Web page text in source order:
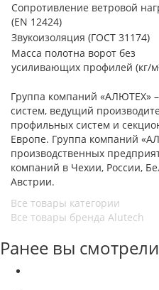
Сопротивление ветровой
(EN 12424)
Звукоизоляция (ГОСТ 31174)
Масса полотна ворот без
усиливающих профилей (кг/
Группа компаний «АЛЮТЕХ»
систем, ведущий
профильных систем и
Европе. Группа компаний
производственных
компаний в Чехии, России,
Австрии.
Все товары категории
Все товары бренда Alutech
Ранее вы смотрели